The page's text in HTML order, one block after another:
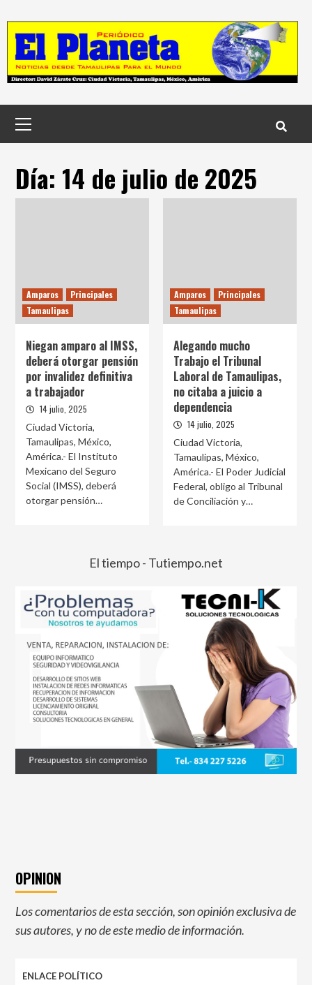
to
content
principal
Día: 14 de julio de 2025
Amparos
Principales
Tamaulipas
Niegan amparo al IMSS,
deberá otorgar pensión
por invalidez definitiva
a trabajador
14 julio, 2025
Ciudad Victoria,
Tamaulipas, México,
América.- El Instituto
Mexicano del Seguro
Social (IMSS), deberá
otorgar pensión…
Amparos
Principales
Tamaulipas
Alegando mucho
Trabajo el Tribunal
Laboral de Tamaulipas,
no citaba a juicio a
dependencia
14 julio, 2025
Ciudad Victoria,
Tamaulipas, México,
América.- El Poder Judicial
Federal, obligo al Tribunal
de Conciliación y…
El tiempo - Tutiempo.net
OPINION
Los comentarios de esta sección, son opinión exclusiva de
sus autores, y no de este medio de información.
ENLACE POLÍTICO